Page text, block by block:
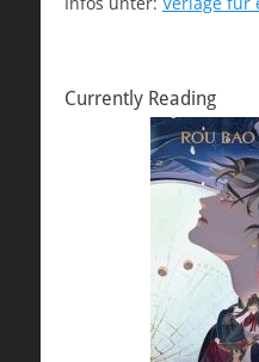
Currently Reading